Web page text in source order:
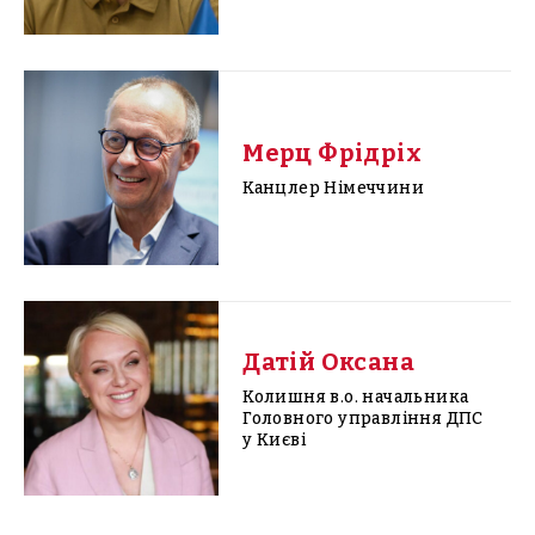
Мерц Фрідріх
Канцлер Німеччини
Датій Оксана
Колишня в.о. начальника
Головного управління ДПС
у Києві